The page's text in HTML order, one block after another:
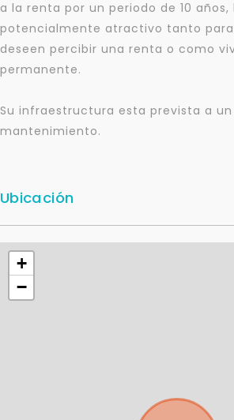
a la renta por un periodo de 10
potencialmente atractivo tanto para
deseen percibir una renta o como
permanente.
Su infraestructura esta prevista a
mantenimiento.
Ubicación
+
−
mejor y más
Tu nombre *
Solo los usamos para responder tu